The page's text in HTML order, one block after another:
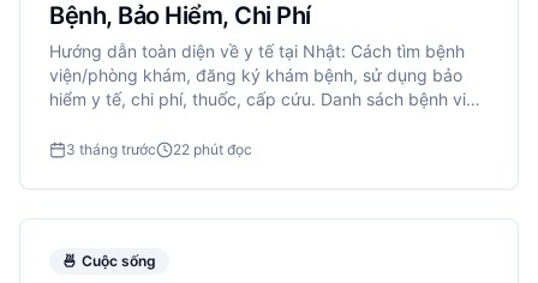
Bệnh, Bảo Hiểm, Chi Phí
Hướng dẫn toàn diện về y tế tại Nhật: Cách tìm bệnh
viện/phòng khám, đăng ký khám bệnh, sử dụng bảo
hiểm y tế, chi phí, thuốc, cấp cứu. Danh sách bệnh viện
3 tháng trước 22 phút đọc
🍜 Cuộc sống